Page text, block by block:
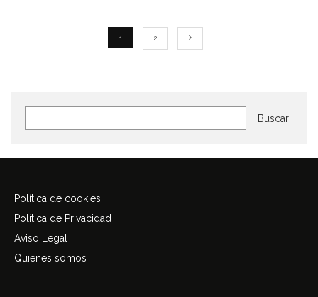
1 2
Buscar
Política de cookies
Política de Privacidad
Aviso Legal
Quienes somos